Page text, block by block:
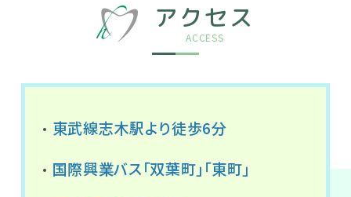
アクセス
ACCESS
東武線志木駅より徒歩6分
国際興業バス「双葉町」「東町」